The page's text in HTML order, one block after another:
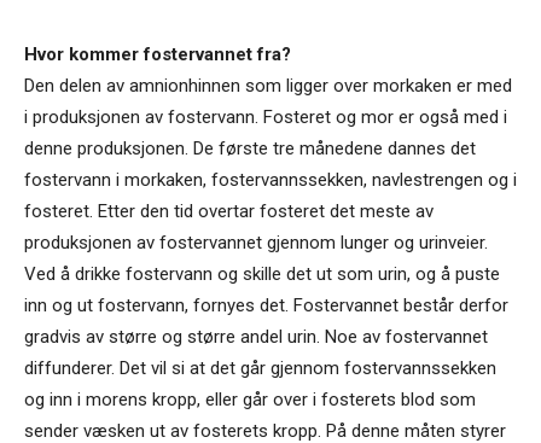
Hvor kommer fostervannet fra?
Den delen av amnionhinnen som ligger over morkaken er med
i produksjonen av fostervann. Fosteret og mor er også med i
denne produksjonen. De første tre månedene dannes det
fostervann i morkaken, fostervannssekken, navlestrengen og i
fosteret. Etter den tid overtar fosteret det meste av
produksjonen av fostervannet gjennom lunger og urinveier.
Ved å drikke fostervann og skille det ut som urin, og å puste
inn og ut fostervann, fornyes det. Fostervannet består derfor
gradvis av større og større andel urin. Noe av fostervannet
diffunderer. Det vil si at det går gjennom fostervannssekken
og inn i morens kropp, eller går over i fosterets blod som
sender væsken ut av fosterets kropp. På denne måten styrer